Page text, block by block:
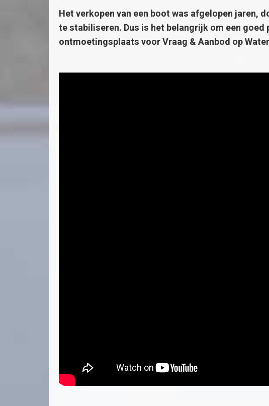
Het verkopen van een boot was afgelopen jaren,
te stabiliseren. Dus is het belangrijk om een goed
ontmoetingsplaats voor Vraag & Aanbod op